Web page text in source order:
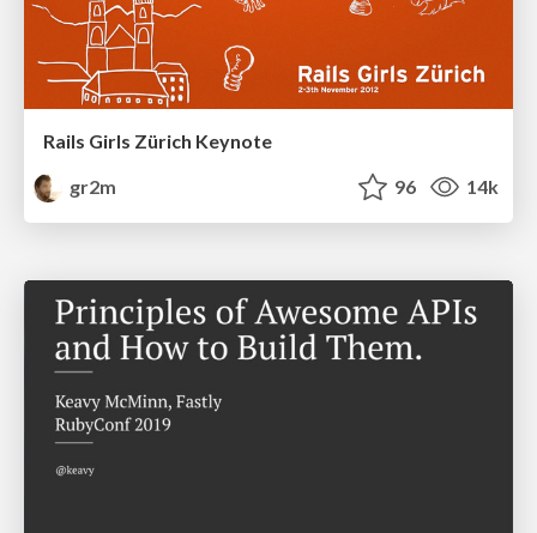
Rails Girls Zürich Keynote
gr2m
96 14k